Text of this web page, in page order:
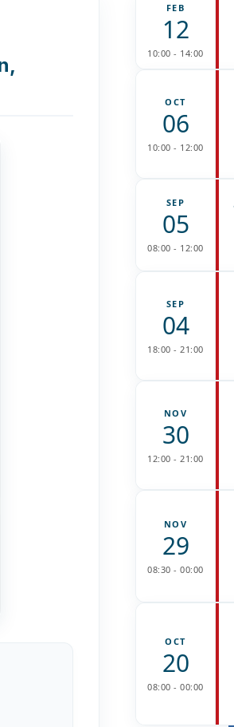
FEB
12
10:00 - 14:00
OCT
06
10:00 - 12:00
SEP
05
08:00 - 12:00
SEP
04
18:00 - 21:00
NOV
30
12:00 - 21:00
NOV
29
08:30 - 00:00
OCT
20
08:00 - 00:00